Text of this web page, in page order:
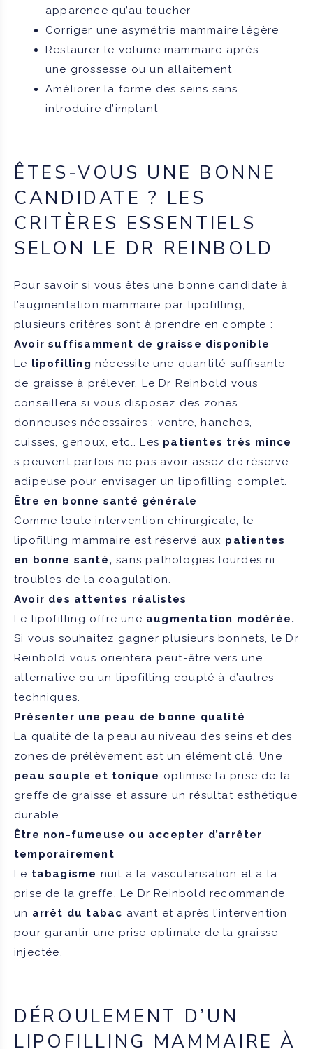
apparence qu’au toucher
Corriger une asymétrie mammaire légère
Restaurer le volume mammaire après
une grossesse ou un allaitement
Améliorer la forme des seins sans
introduire d’implant
ÊTES-VOUS UNE BONNE
CANDIDATE ? LES
CRITÈRES ESSENTIELS
SELON LE DR REINBOLD
Pour savoir si vous êtes une bonne candidate à
l’augmentation mammaire par lipofilling,
plusieurs critères sont à prendre en compte :
Avoir suffisamment de graisse disponible
Le lipofillingnécessite une quantité suffisante
de graisse à prélever. Le Dr Reinbold vous
conseillera si vous disposez des zones
donneuses nécessaires : ventre, hanches,
cuisses, genoux, etc… Les patientes très mince
s peuvent parfois ne pas avoir assez de réserve
adipeuse pour envisager un lipofilling complet.
Être en bonne santé générale
Comme toute intervention chirurgicale, le
lipofilling mammaire est réservé aux patientes
en bonne santé, sans pathologies lourdes ni
troubles de la coagulation.
Avoir des attentes réalistes
Le lipofilling offre une augmentation modérée.
Si vous souhaitez gagner plusieurs bonnets, le Dr
Reinbold vous orientera peut-être vers une
alternative ou un lipofilling couplé à d’autres
techniques.
Présenter une peau de bonne qualité
La qualité de la peau au niveau des seins et des
zones de prélèvement est un élément clé. Une
peau souple et tonique optimise la prise de la
greffe de graisse et assure un résultat esthétique
durable.
Être non-fumeuse ou accepter d’arrêter
temporairement
Le tabagisme nuit à la vascularisation et à la
prise de la greffe. Le Dr Reinbold recommande
un arrêt du tabac avant et après l’intervention
pour garantir une prise optimale de la graisse
injectée.
DÉROULEMENT D’UN
LIPOFILLING MAMMAIRE À